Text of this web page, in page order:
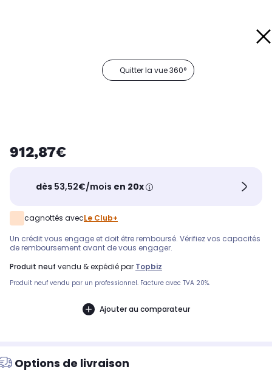
Quitter la vue 360°
912,87€
dès 53,52€/mois en 20x
cagnottés avecLe Club+
Un crédit vous engage et doit être remboursé. Vérifiez vos capacités
de remboursement avant de vous engager.
produit neuf vendu & expédié par Topbiz
Produit neuf vendu par un professionnel. Facture avec TVA 20%.
Ajouter au comparateur
Options de livraison